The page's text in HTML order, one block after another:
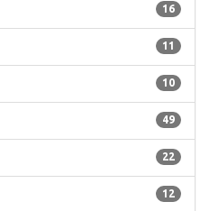
16
11
10
49
22
12